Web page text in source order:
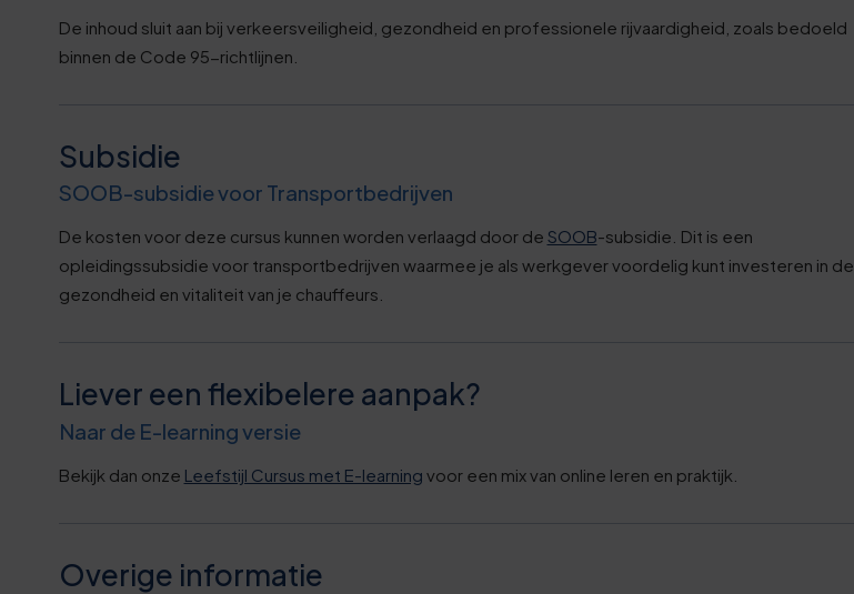
De inhoud sluit aan bij verkeersveiligheid, gezondheid en professionele rijvaardigheid, zoals bedoeld
binnen de Code 95-richtlijnen.
Subsidie
SOOB-subsidie voor Transportbedrijven
De kosten voor deze cursus kunnen worden verlaagd door de SOOB-subsidie. Dit is een
opleidingssubsidie voor transportbedrijven waarmee je als werkgever voordelig kunt investeren in de
gezondheid en vitaliteit van je chauffeurs.
Liever een flexibelere aanpak?
Naar de E-learning versie
Bekijk dan onze Leefstijl Cursus met E-learning voor een mix van online leren en praktijk.
Overige informatie
9
6
9
2
8
1
4
2
2
4
4
6
7
0
1
6
1
6
1
7
2
3
6
7
8
9
0
5
6